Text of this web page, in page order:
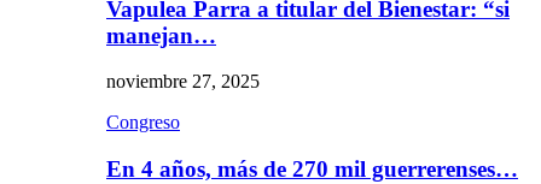
Vapulea Parra a titular del Bienestar: “si
manejan…
noviembre 27, 2025
Congreso
En 4 años, más de 270 mil guerrerenses…